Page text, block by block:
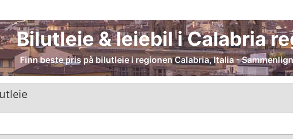
Bilutleie & leiebil i Calabria
Finn beste pris på bilutleie i regionen Calabria, Italia -